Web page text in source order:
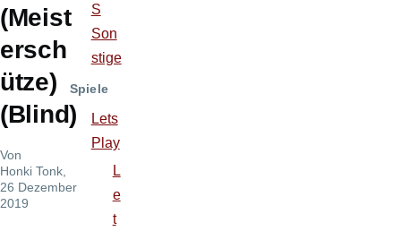
(Meist
ersch
ütze)
(Blind)
Von
Honki Tonk,
26 Dezember
2019
S
Son
stige
Spiele
Lets
Play
L
e
t